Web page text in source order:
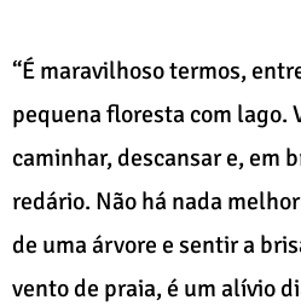
“É maravilhoso termos,
pequena floresta com lago.
caminhar, descansar e, em
redário. Não há nada
de uma árvore e sentir a
vento de praia, é um alívio